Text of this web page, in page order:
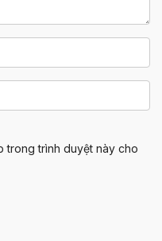
trong trình duyệt này cho